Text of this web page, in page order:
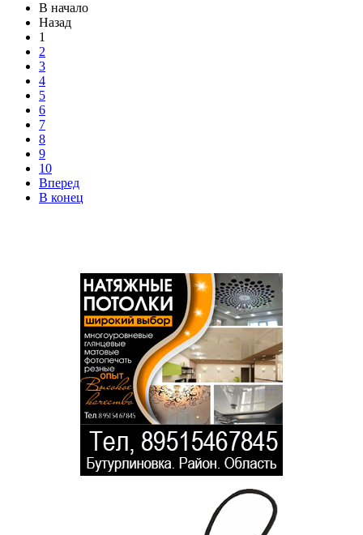
В начало
Назад
1
2
3
4
5
6
7
8
9
10
Вперед
В конец